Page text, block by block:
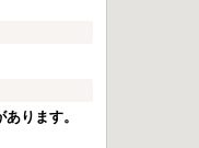
ります。